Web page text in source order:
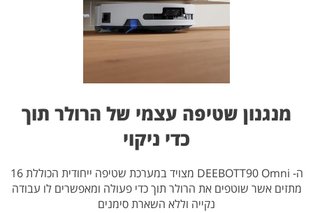
מנגנון שטיפה עצמי של הרולר תוך
כדי ניקוי
ה- DEEBOTT90 Omni מצויד במערכת שטיפה ייחודית הכוללת 16
מתזים אשר שוטפים את הרולר תוך כדי פעולה ומאפשרים לו עבודה
נקייה וללא השארת סימנים